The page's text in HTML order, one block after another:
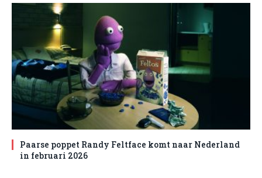
Paarse poppet Randy Feltface komt naar Nederland
in februari 2026